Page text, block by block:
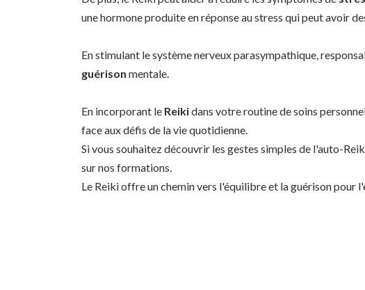
une hormone produite en réponse au stress qui peut avoir
En stimulant le système nerveux parasympathique,
guérison mentale.
En incorporant le Reikidans votre routine de soins
face aux défis de la vie quotidienne.
Si vous souhaitez découvrir les gestes simples de l'auto-
sur nos formations.
Le Reiki offre un chemin vers l'équilibre et la guérison pour